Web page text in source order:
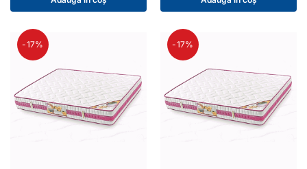
-17% -17%